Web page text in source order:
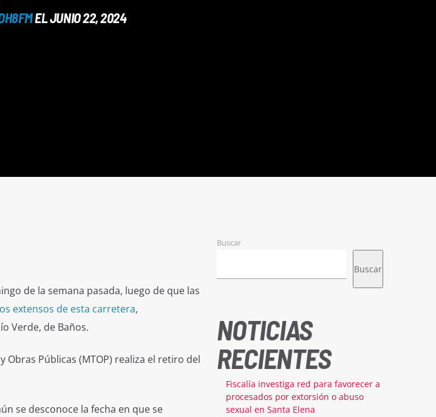
EL JUNIO 22, 2024
de la semana pasada, luego de que las
extensos de esta carretera,
Verde, de Baños.
Públicas (MTOP) realiza el retiro del
se desconoce la fecha en que se
Buscar
Buscar
NOTICIAS
RECIENTES
Fiscalía investiga red para favorecer a
procesados por extorsión o abuso
sexual en Santa Elena